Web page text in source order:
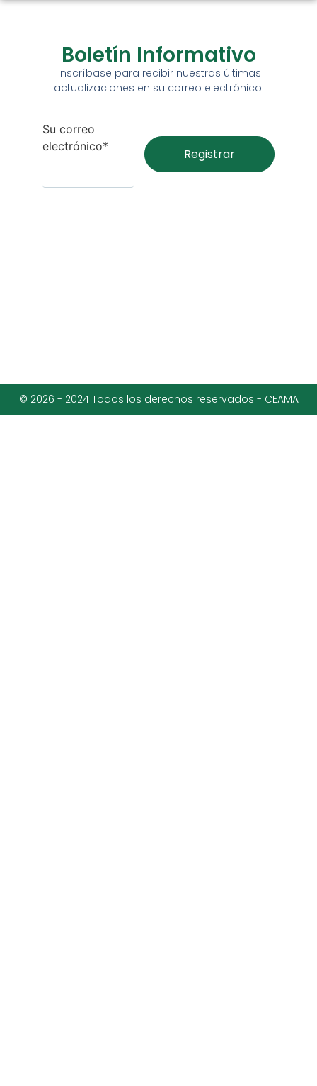
Boletín Informativo
¡Inscríbase para recibir nuestras últimas
actualizaciones en su correo electrónico!
Su correo
electrónico*
© 2026 - 2024 Todos los derechos reservados - CEAMA